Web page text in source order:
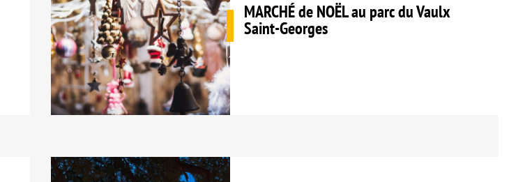
MARCHÉ de NOËL au parc du Vaulx
Saint-Georges